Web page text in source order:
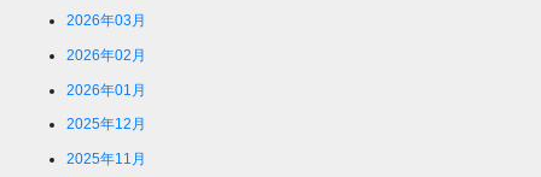
2026年03月
2026年02月
2026年01月
2025年12月
2025年11月